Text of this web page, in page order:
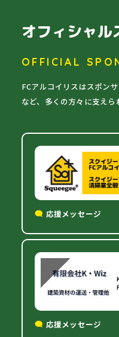
オフィシャル
OFFICIAL
FCアルコイリスはスポン
など、多くの方々に支えら
応援メッセージ
応援メッセージ